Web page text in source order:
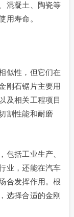
混凝土、陶瓷等
用寿命。
似性，但它们在
刚石锯片主要用
及相关工程项目
割性能和耐磨
包括工业生产、
业，还能在汽车
合发挥作用。根
选择合适的金刚